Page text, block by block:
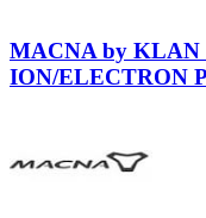
MACNA by KLAN
ION/ELECTRON